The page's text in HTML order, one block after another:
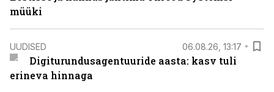
müüki
UUDISED 06.08.26, 13:17
Digiturundusagentuuride aasta: kasv tuli
erineva hinnaga